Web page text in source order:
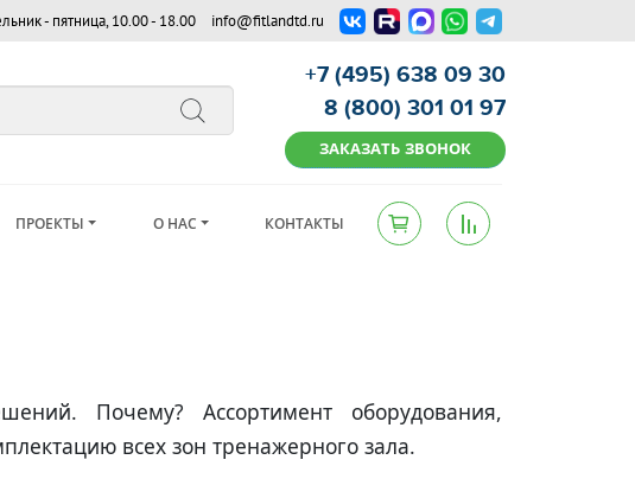
- пятница, 10.00 - 18.00 info@fitlandtd.ru
+7 (495) 638 09 30
8 (800) 301 01 97
ЗАКАЗАТЬ ЗВОНОК
ПРОЕКТЫ О НАС КОНТАКТЫ
Почему? Ассортимент оборудования,
всех зон тренажерного зала.